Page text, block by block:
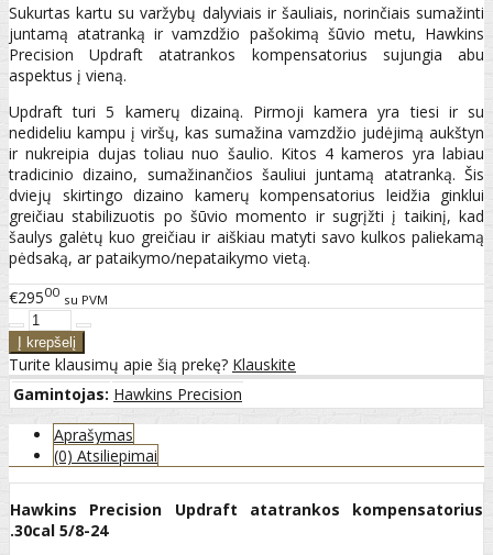
Sukurtas kartu su varžybų dalyviais ir šauliais, norinčiais sumažinti
juntamą atatranką ir vamzdžio pašokimą šūvio metu, Hawkins
Precision Updraft atatrankos kompensatorius sujungia abu
aspektus į vieną.
Updraft turi 5 kamerų dizainą. Pirmoji kamera yra tiesi ir su
nedideliu kampu į viršų, kas sumažina vamzdžio judėjimą aukštyn
ir nukreipia dujas toliau nuo šaulio. Kitos 4 kameros yra labiau
tradicinio dizaino, sumažinančios šauliui juntamą atatranką. Šis
dviejų skirtingo dizaino kamerų kompensatorius leidžia ginklui
greičiau stabilizuotis po šūvio momento ir sugrįžti į taikinį, kad
šaulys galėtų kuo greičiau ir aiškiau matyti savo kulkos paliekamą
pėdsaką, ar pataikymo/nepataikymo vietą.
€29500 su PVM
Turite klausimų apie šią prekę? Klauskite
Gamintojas: Hawkins Precision
Aprašymas
(0) Atsiliepimai
Hawkins Precision Updraft atatrankos kompensatorius
.30cal 5/8-24